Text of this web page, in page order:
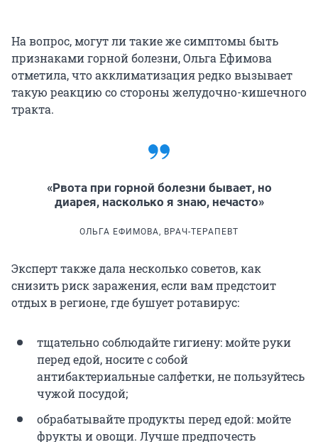
На вопрос, могут ли такие же симптомы быть
признаками горной болезни, Ольга Ефимова
отметила, что акклиматизация редко вызывает
такую реакцию со стороны желудочно-кишечного
тракта.
«Рвота при горной болезни бывает, но
диарея, насколько я знаю, нечасто»
ОЛЬГА ЕФИМОВА, ВРАЧ-ТЕРАПЕВТ
Эксперт также дала несколько советов, как
снизить риск заражения, если вам предстоит
отдых в регионе, где бушует ротавирус:
тщательно соблюдайте гигиену: мойте руки
перед едой, носите с собой
антибактериальные салфетки, не пользуйтесь
чужой посудой;
обрабатывайте продукты перед едой: мойте
фрукты и овощи. Лучше предпочесть